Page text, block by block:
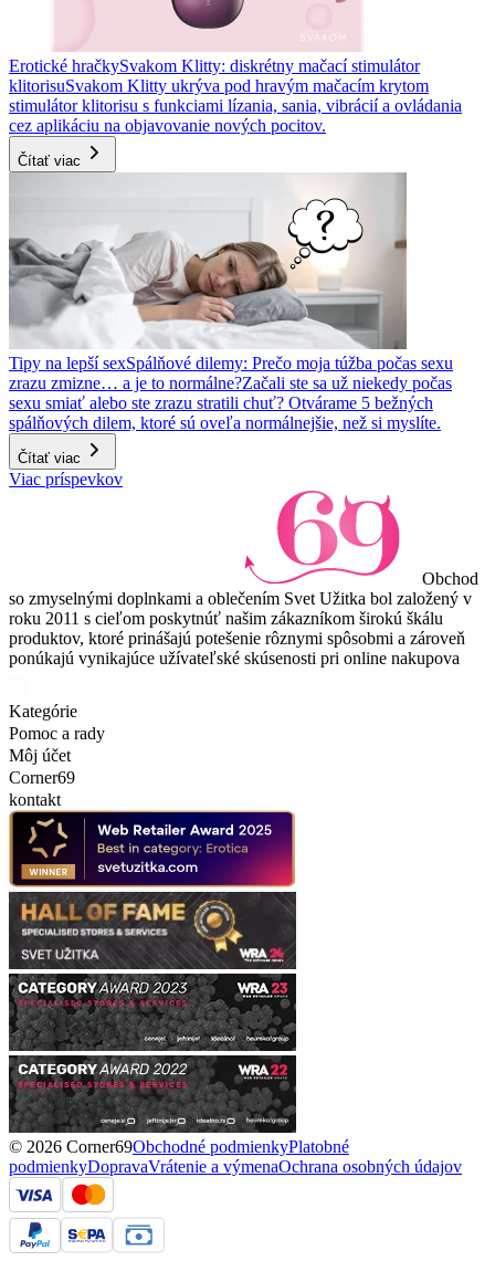
Erotické hračkySvakom Klitty: diskrétny mačací stimulátor
klitorisuSvakom Klitty ukrýva pod hravým mačacím krytom
stimulátor klitorisu s funkciami lízania, sania, vibrácií a ovládania
cez aplikáciu na objavovanie nových pocitov.
Čítať viac
Tipy na lepší sexSpálňové dilemy: Prečo moja túžba počas sexu
zrazu zmizne… a je to normálne?Začali ste sa už niekedy počas
sexu smiať alebo ste zrazu stratili chuť? Otvárame 5 bežných
spálňových dilem, ktoré sú oveľa normálnejšie, než si myslíte.
Čítať viac
Viac príspevkov
Obchod
so zmyselnými doplnkami a oblečením Svet Užitka bol založený v
roku 2011 s cieľom poskytnúť našim zákazníkom širokú škálu
produktov, ktoré prinášajú potešenie rôznymi spôsobmi a zároveň
ponúkajú vynikajúce užívateľské skúsenosti pri online nakupova
Kategórie
Pomoc a rady
Môj účet
Corner69
kontakt
© 2026 Corner69Obchodné podmienkyPlatobné
podmienkyDopravaVrátenie a výmenaOchrana osobných údajov